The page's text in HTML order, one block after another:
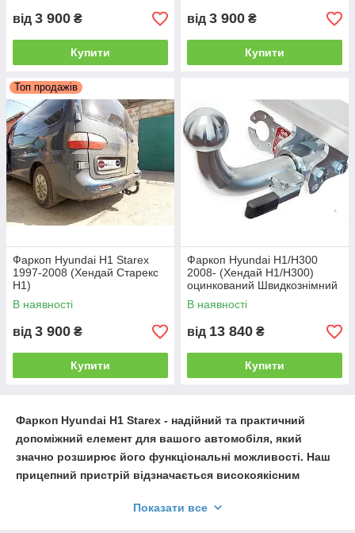
Причіпні пристрої зі швидкознімним
механізмом дозволяють без особливих
зусиль і додаткового інструменту монтувати і
більш високу вартість..
Альтернативою дорогому іноземному фаркопу є
такий тип, як "Американець під вставку".
від 3 900 ₴
Купити
від 3 900 ₴
Купити
Топ продажів
Фаркоп Hyundai H1 Starex
1997-2008 (Хендай Старекс
Н1)
В наявності
від 3 900 ₴
Купити
Фаркоп Hyundai H1/H300
2008- (Хендай Н1/Н300)
оцинкований Швидкознімний
автомат на ручці
В наявності
від 13 840 ₴
Купити
Фаркоп Hyundai H1 Starex - надійний та практичний
допоміжний елемент для вашого автомобіля, який
значно розширює його функціональні можливості. Наш
прицепний пристрій відзначається високоякісним
довговічність та безпеку використання.
Показати все